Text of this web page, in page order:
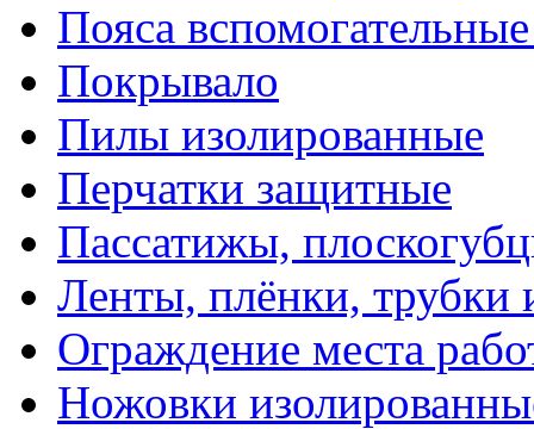
Пояса
Покрывало
Пилы изолированные
Перчатки защитные
Пассатижы,
Ленты, плёнки, трубки
Ограждение места
Ножовки